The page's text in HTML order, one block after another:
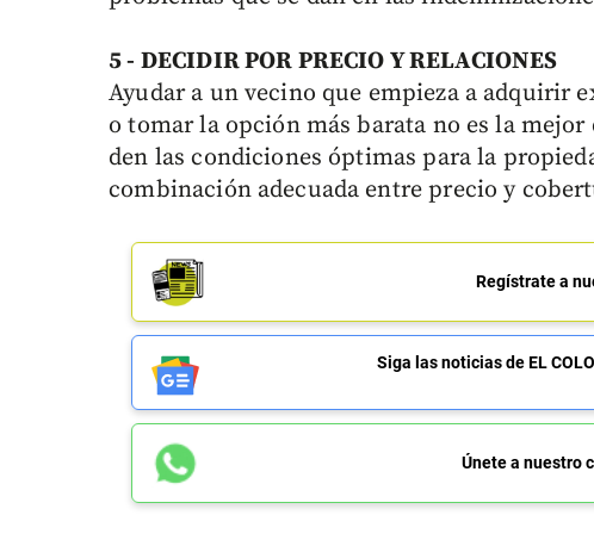
5 - DECIDIR POR PRECIO YRELACIONES
Ayudar a un vecino que empieza a adquirir
o tomar la opción más barata no es la
den las condiciones óptimas para la
combinación adecuada entre precio y
Regístrate a
Siga las noticias de EL
Únete a nuestro